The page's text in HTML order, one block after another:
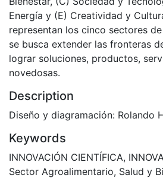
Energía y (E) Creatividad y
representan los cinco sectores
se busca extender las fronteras
lograr soluciones, productos,
novedosas.
Description
Diseño y diagramación: Rolando
Keywords
INNOVACIÓN CIENTÍFICA,
Sector Agroalimentario, Salud y